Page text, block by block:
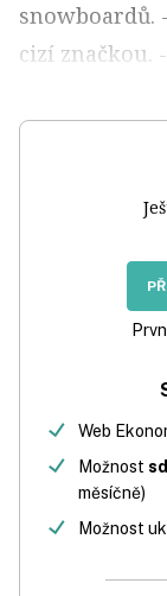
snowboardů.
cizí značkou. -
Web
Možnost
měsíčně)
Možnost